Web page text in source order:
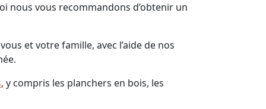
nous vous recommandons d’obtenir un
et votre famille, avec l’aide de nos
, y compris les planchers en bois, les